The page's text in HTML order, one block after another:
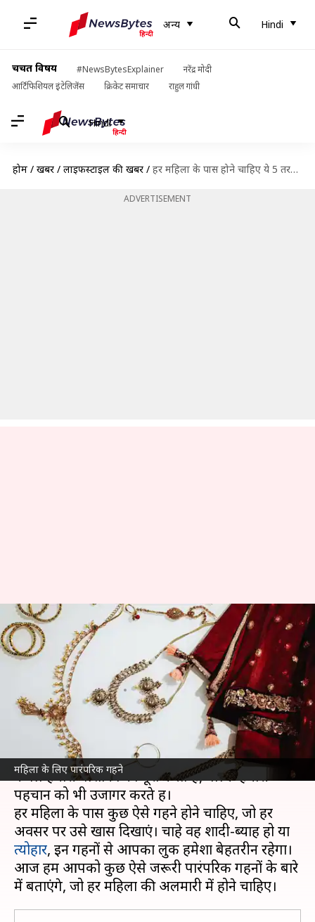
अन्य Hindi
चर्चित विषय #NewsBytesExplainer
नरेंद्र मोदी
आर्टिफिशियल इंटेलिजेंस
क्रिकेट समाचार राहुल गांधी
Hindi
होम / खबरें / लाइफस्टाइल की खबरें / हर महिला के पास होने चाहिए ये 5 तरह के पारंपरिक गहने, बनेंगी स्टाइलिश
ADVERTISEMENT
महिला के लिए पारंपरिक गहने
हर महिला के पास होने चाहिए ये 5
तरह के पारंपरिक गहने, बनेंगी
स्टाइलिश
अंजली Apr 14, 2025 03:20 pm
क्या है खबर?
पारंपरिक गहने भारतीय संस्कृति का अहम हिस्सा हैं। ये न
केवल हमारी पोशाकों को पूरा करते हैं, बल्कि हमारी
पहचान को भी उजागर करते हैं।
हर महिला के पास कुछ ऐसे गहने होने चाहिए, जो हर
अवसर पर उसे खास दिखाएं। चाहे वह शादी-ब्याह हो या
त्योहार, इन गहनों से आपका लुक हमेशा बेहतरीन रहेगा।
आज हम आपको कुछ ऐसे जरूरी पारंपरिक गहनों के बारे